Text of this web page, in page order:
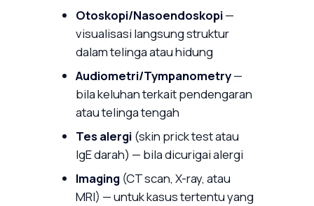
Otoskopi/Nasoendoskopi—
visualisasi langsung struktur
dalam telinga atau hidung
Audiometri/Tympanometry—
bila keluhan terkait pendengaran
atau telinga tengah
Tes alergi (skin prick test atau
IgE darah) — bila dicurigai alergi
Imaging (CT scan, X-ray, atau
MRI) — untuk kasus tertentu yang